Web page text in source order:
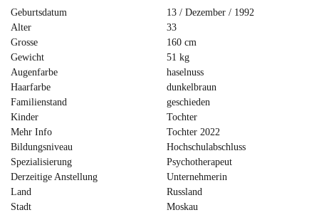
Geburtsdatum
13 / Dezember / 1992
Alter
33
Grosse
160 cm
Gewicht
51 kg
Augenfarbe
haselnuss
Haarfarbe
dunkelbraun
Familienstand
geschieden
Kinder
Tochter
Mehr Info
Tochter 2022
Bildungsniveau
Hochschulabschluss
Spezialisierung
Psychotherapeut
Derzeitige Anstellung
Unternehmerin
Land
Russland
Stadt
Moskau